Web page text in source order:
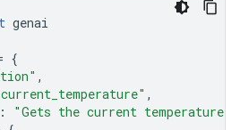
genai
{
,
,
:
"Gets the current